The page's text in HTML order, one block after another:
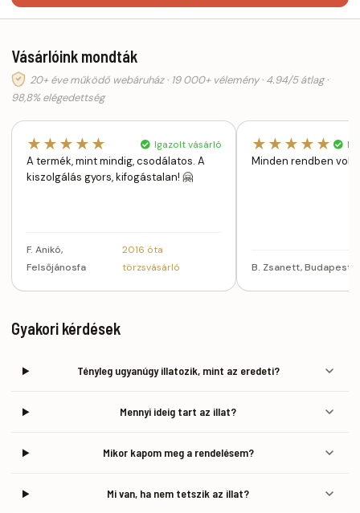
Vásárlóink mondták
20+ éve működő webáruház · 19 000+ vélemény · 4.94/5 átlag ·
98,8% elégedettség
★★★★★ Igazolt vásárló
A termék, mint mindig, csodálatos. A
kiszolgálás gyors, kifogástalan! 🤗
F. Anikó,
Felsőjánosfa
2016 óta
törzsvásárló
★★★★★
Minden rendben volt
B. Zsanett, Budapest
Gyakori kérdések
Tényleg ugyanúgy illatozik, mint az eredeti?
Mennyi ideig tart az illat?
Mikor kapom meg a rendelésem?
Mi van, ha nem tetszik az illat?